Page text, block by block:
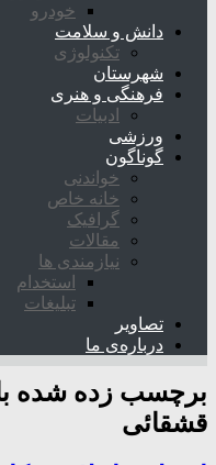
خودرو
دانش و سلامت
تکنولوژی
شهرستان
فرهنگی و هنری
ادبیات
ورزشی
گوناگون
خواندنی
خانه خاص
گرافیک
مقالات
نیازمندی ها
استخدام
تبلیغات
تصاویر
درباره‌ی ما
برچسب زده شده
قشقائی